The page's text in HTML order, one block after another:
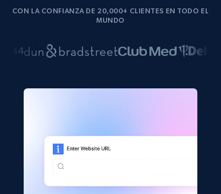
CON LA CONFIANZA DE 20,000+ CLIENTES EN TODO EL
MUNDO